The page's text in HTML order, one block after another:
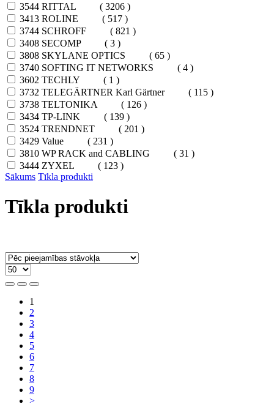
3544 RITTAL
( 3206 )
3413 ROLINE
( 517 )
3744 SCHROFF
( 821 )
3408 SECOMP
( 3 )
3808 SKYLANE OPTICS
( 65 )
3740 SOFTING IT NETWORKS
( 4 )
3602 TECHLY
( 1 )
3732 TELEGÄRTNER Karl Gärtner
( 115 )
3738 TELTONIKA
( 126 )
3434 TP-LINK
( 139 )
3524 TRENDNET
( 201 )
3429 Value
( 231 )
3810 WP RACK and CABLING
( 31 )
3444 ZYXEL
( 123 )
Sākums Tīkla produkti
Tīkla produkti
1
2
3
4
5
6
7
8
9
>